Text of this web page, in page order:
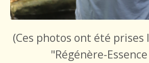
(Ces photos ont été
"Régénère-